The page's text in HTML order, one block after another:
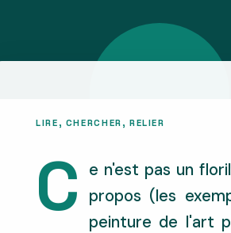
C
e n'est pas un
propos (les
peinture de l'art